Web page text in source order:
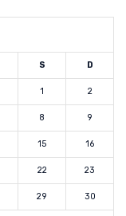
S D
1 2
8 9
15 16
22 23
29 30